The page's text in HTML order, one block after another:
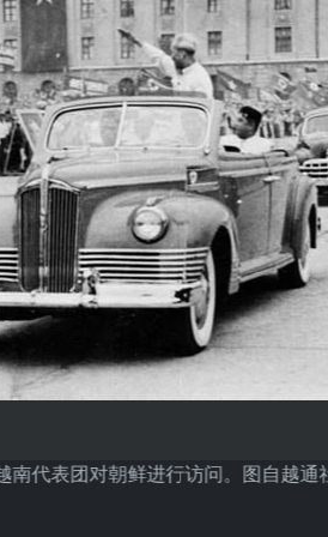
南代表团对朝鲜进行访问。图自越通